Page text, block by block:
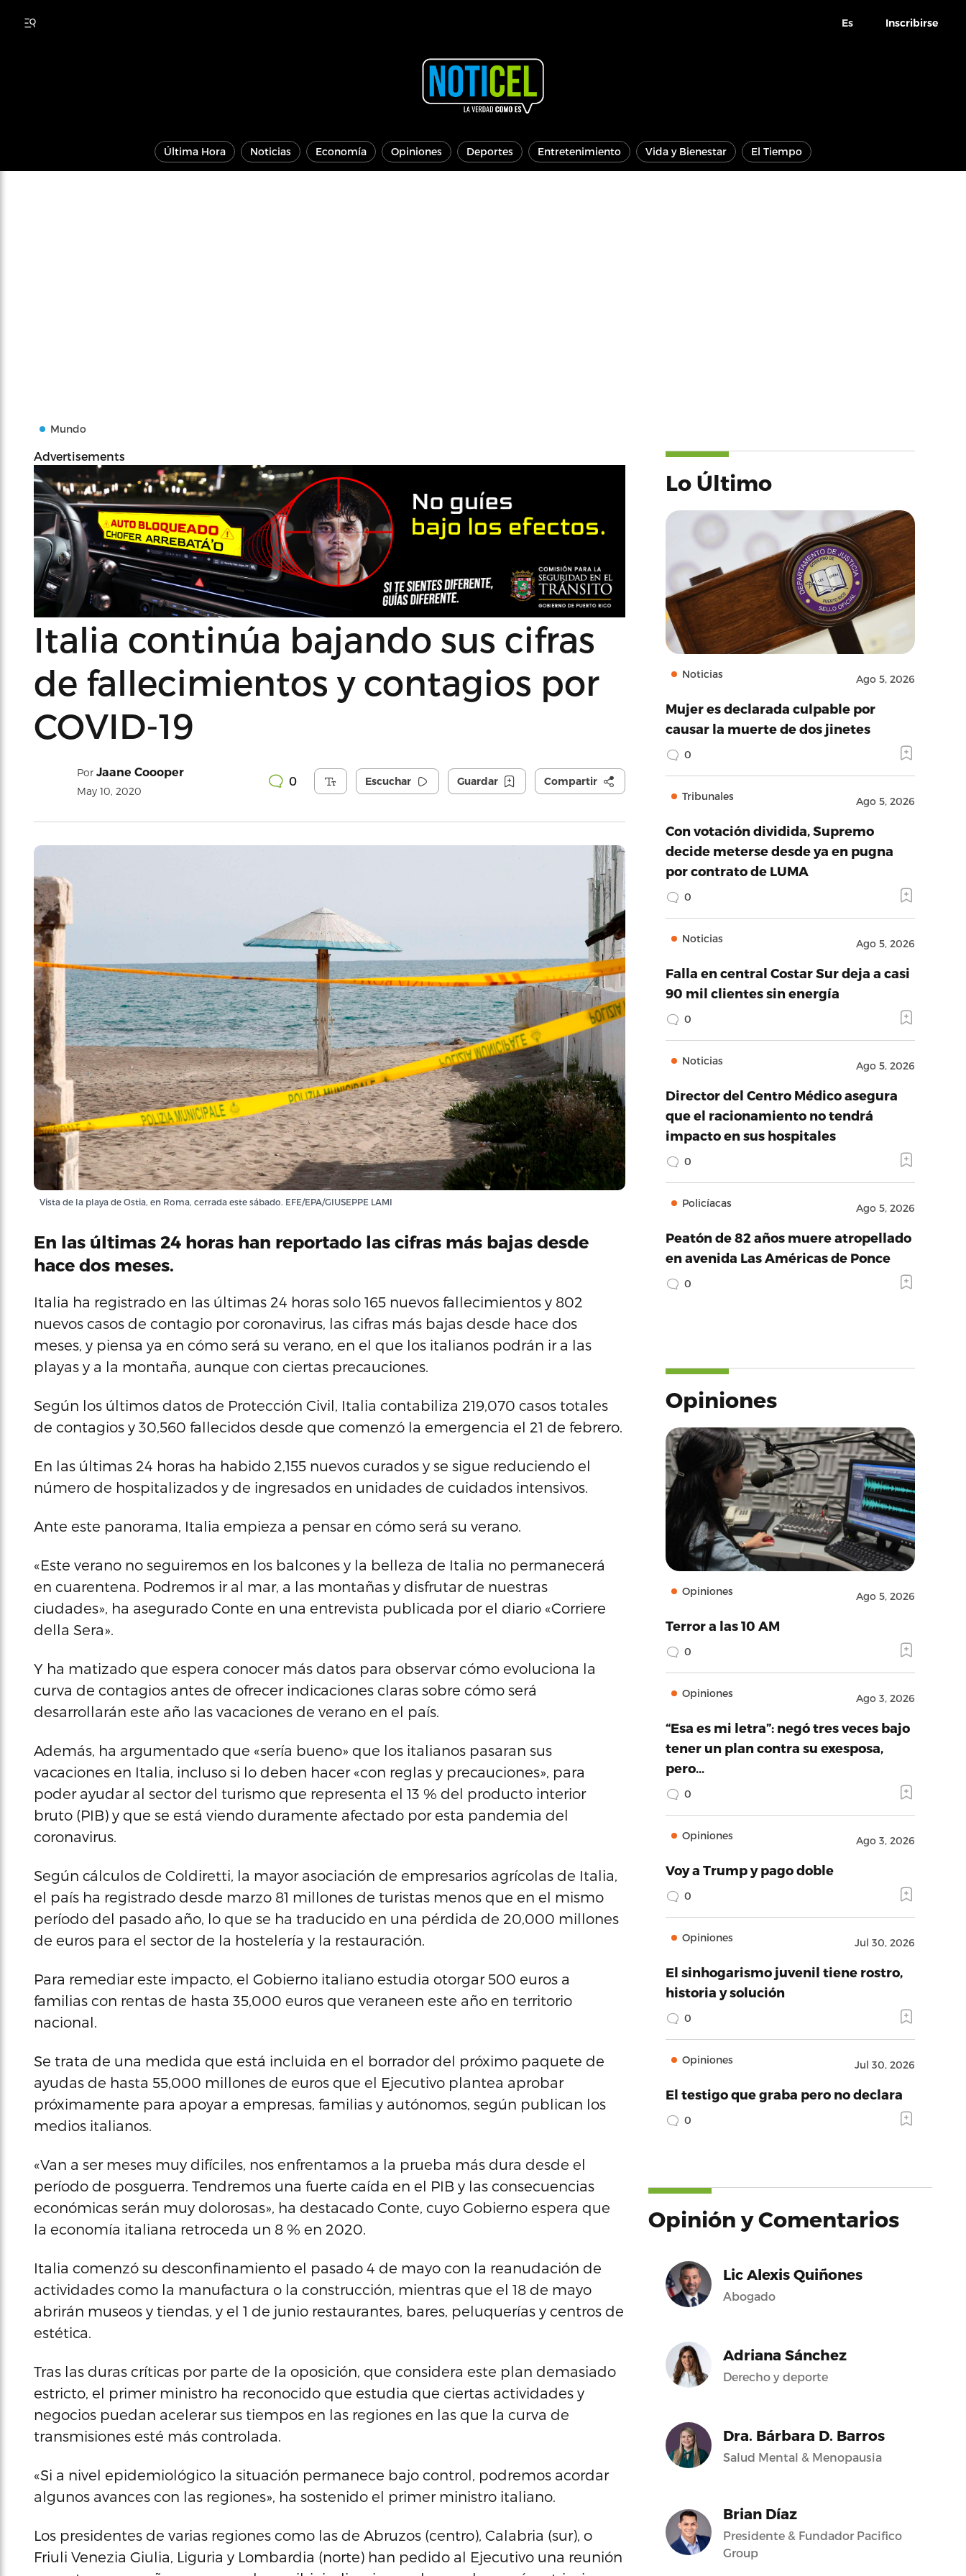
Es Inscribirse
Última Hora Noticias Economía Opiniones Deportes Entretenimiento Vida y Bienestar El Tiempo
Mundo
Advertisements
Italia continúa bajando sus cifras
de fallecimientos y contagios por
COVID-19
Por Jaane Coooper
May 10, 2020
0 Escuchar Guardar Compartir
Vista de la playa de Ostia, en Roma, cerrada este sábado. EFE/EPA/GIUSEPPE LAMI
En las últimas 24 horas han reportado las cifras más bajas desde
hace dos meses.
Italia ha registrado en las últimas 24 horas solo 165 nuevos fallecimientos y 802
nuevos casos de contagio por coronavirus, las cifras más bajas desde hace dos
meses, y piensa ya en cómo será su verano, en el que los italianos podrán ir a las
playas y a la montaña, aunque con ciertas precauciones.
Según los últimos datos de Protección Civil, Italia contabiliza 219,070 casos totales
de contagios y 30,560 fallecidos desde que comenzó la emergencia el 21 de febrero.
En las últimas 24 horas ha habido 2,155 nuevos curados y se sigue reduciendo el
número de hospitalizados y de ingresados en unidades de cuidados intensivos.
Ante este panorama, Italia empieza a pensar en cómo será su verano.
«Este verano no seguiremos en los balcones y la belleza de Italia no permanecerá
en cuarentena. Podremos ir al mar, a las montañas y disfrutar de nuestras
ciudades», ha asegurado Conte en una entrevista publicada por el diario «Corriere
della Sera».
Y ha matizado que espera conocer más datos para observar cómo evoluciona la
curva de contagios antes de ofrecer indicaciones claras sobre cómo será
desarrollarán este año las vacaciones de verano en el país.
Además, ha argumentado que «sería bueno» que los italianos pasaran sus
vacaciones en Italia, incluso si lo deben hacer «con reglas y precauciones», para
poder ayudar al sector del turismo que representa el 13 % del producto interior
bruto (PIB) y que se está viendo duramente afectado por esta pandemia del
coronavirus.
Según cálculos de Coldiretti, la mayor asociación de empresarios agrícolas de Italia,
el país ha registrado desde marzo 81 millones de turistas menos que en el mismo
período del pasado año, lo que se ha traducido en una pérdida de 20,000 millones
de euros para el sector de la hostelería y la restauración.
Para remediar este impacto, el Gobierno italiano estudia otorgar 500 euros a
familias con rentas de hasta 35,000 euros que veraneen este año en territorio
nacional.
Se trata de una medida que está incluida en el borrador del próximo paquete de
ayudas de hasta 55,000 millones de euros que el Ejecutivo plantea aprobar
próximamente para apoyar a empresas, familias y autónomos, según publican los
medios italianos.
«Van a ser meses muy difíciles, nos enfrentamos a la prueba más dura desde el
período de posguerra. Tendremos una fuerte caída en el PIB y las consecuencias
económicas serán muy dolorosas», ha destacado Conte, cuyo Gobierno espera que
la economía italiana retroceda un 8 % en 2020.
Italia comenzó su desconfinamiento el pasado 4 de mayo con la reanudación de
actividades como la manufactura o la construcción, mientras que el 18 de mayo
abrirán museos y tiendas, y el 1 de junio restaurantes, bares, peluquerías y centros de
estética.
Tras las duras críticas por parte de la oposición, que considera este plan demasiado
estricto, el primer ministro ha reconocido que estudia que ciertas actividades y
negocios puedan acelerar sus tiempos en las regiones en las que la curva de
transmisiones esté más controlada.
«Si a nivel epidemiológico la situación permanece bajo control, podremos acordar
algunos avances con las regiones», ha sostenido el primer ministro italiano.
Los presidentes de varias regiones como las de Abruzos (centro), Calabria (sur), o
Friuli Venezia Giulia, Liguria y Lombardia (norte) han pedido al Ejecutivo una reunión
Lo Último
Noticias Ago 5, 2026
Mujer es declarada culpable por
causar la muerte de dos jinetes
0
Tribunales Ago 5, 2026
Con votación dividida, Supremo
decide meterse desde ya en pugna
por contrato de LUMA
0
Noticias Ago 5, 2026
Falla en central Costar Sur deja a casi
90 mil clientes sin energía
0
Noticias Ago 5, 2026
Director del Centro Médico asegura
que el racionamiento no tendrá
impacto en sus hospitales
0
Policíacas Ago 5, 2026
Peatón de 82 años muere atropellado
en avenida Las Américas de Ponce
0
Opiniones
Opiniones Ago 5, 2026
Terror a las 10 AM
0
Opiniones Ago 3, 2026
“Esa es mi letra”: negó tres veces bajo
tener un plan contra su exesposa,
pero…
0
Opiniones Ago 3, 2026
Voy a Trump y pago doble
0
Opiniones Jul 30, 2026
El sinhogarismo juvenil tiene rostro,
historia y solución
0
Opiniones Jul 30, 2026
El testigo que graba pero no declara
0
Opinión y Comentarios
Lic Alexis Quiñones
Abogado
Adriana Sánchez
Derecho y deporte
Dra. Bárbara D. Barros
Salud Mental & Menopausia
Brian Díaz
Presidente & Fundador Pacifico
Group